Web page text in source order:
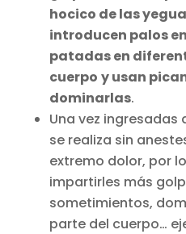
hocico de las
introducen palos
patadas en
cuerpo y usan
dominarlas.
Una vez
se realiza sin
extremo dolor, por
impartirles más
sometimientos,
parte del cuerpo…